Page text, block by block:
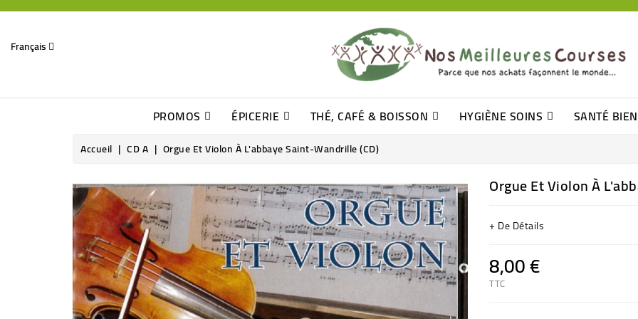
Français
PROMOS ÉPICERIE THÉ, CAFÉ & BOISSON HYGIÈNE SOINS SANTÉ
Accueil CD A
Orgue Et Violon À L'abbaye Saint-Wandrille (CD)
Rupture de stock
Orgue Et Violon À
+ De Détails
8,00 €
TTC